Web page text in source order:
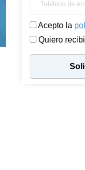
Acepto la
Quiero